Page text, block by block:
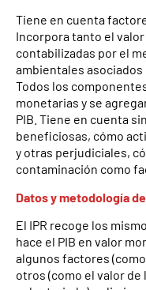
Tiene en cuenta
Incorpora tanto el
contabilizadas por el
ambientales asociados
Todos los
monetarias y se
PIB. Tiene en cuenta
beneficiosas, cómo
y otras perjudiciales,
contaminación como
Datos y metodología
El IPR recoge los
hace el PIB en valor
algunos factores
otros (como el valor de